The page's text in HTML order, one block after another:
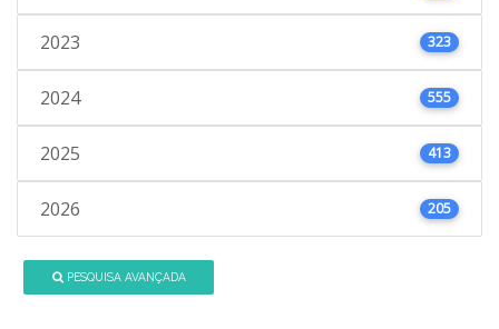
2023 323
2024 555
2025 413
2026 205
PESQUISA AVANÇADA